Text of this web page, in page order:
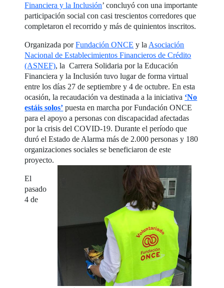
Financiera y la Inclusión’ concluyó con una importante
participación social con casi trescientos corredores que
completaron el recorrido y más de quinientos inscritos.
Organizada porFundación ONCE y laAsociación
Nacional de Establecimientos Financieros de Crédito
(ASNEF), la Carrera Solidaria por la Educación
Financiera y la Inclusión tuvo lugar de forma virtual
entre los días 27 de septiembre y 4 de octubre. En esta
ocasión, la recaudación va destinada a la iniciativa ‘No
estáis solos’ puesta en marcha por Fundación ONCE
para el apoyo a personas con discapacidad afectadas
por la crisis del COVID-19. Durante el período que
duró el Estado de Alarma más de 2.000 personas y 180
organizaciones sociales se beneficiaron de este
proyecto.
El
pasado
4 de